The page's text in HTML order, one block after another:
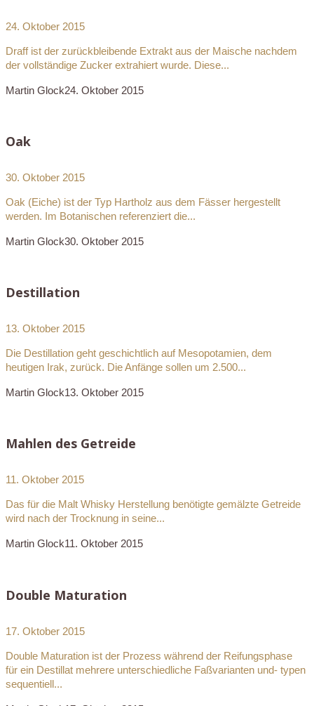
24. Oktober 2015
Draff ist der zurückbleibende Extrakt aus der Maische nachdem
der vollständige Zucker extrahiert wurde. Diese...
Martin Glock24. Oktober 2015
Oak
30. Oktober 2015
Oak (Eiche) ist der Typ Hartholz aus dem Fässer hergestellt
werden. Im Botanischen referenziert die...
Martin Glock30. Oktober 2015
Destillation
13. Oktober 2015
Die Destillation geht geschichtlich auf Mesopotamien, dem
heutigen Irak, zurück. Die Anfänge sollen um 2.500...
Martin Glock13. Oktober 2015
Mahlen des Getreide
11. Oktober 2015
Das für die Malt Whisky Herstellung benötigte gemälzte Getreide
wird nach der Trocknung in seine...
Martin Glock11. Oktober 2015
Double Maturation
17. Oktober 2015
Double Maturation ist der Prozess während der Reifungsphase
für ein Destillat mehrere unterschiedliche Faßvarianten und- typen
sequentiell...